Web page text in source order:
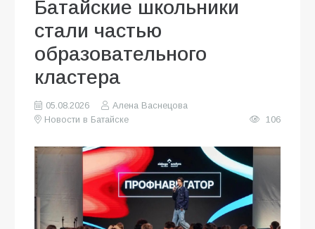
Батайские школьники
стали частью
образовательного
кластера
05.08.2026
Алена Васнецова
Новости в Батайске
106